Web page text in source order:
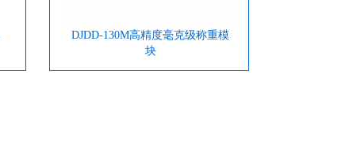
DJDD-130M高精度毫克级称重模
块